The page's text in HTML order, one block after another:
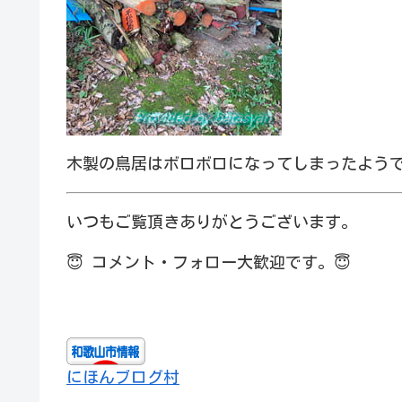
木製の鳥居はボロボロになってしまったよう
いつもご覧頂きありがとうございます。
😇 コメント・フォロー大歓迎です。 😇
にほんブログ村